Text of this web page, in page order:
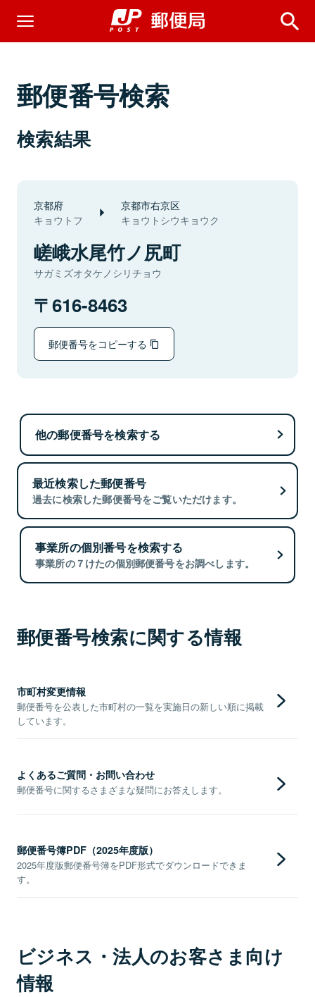
郵便番号検索
検索結果
京都府
キョウトフ
京都市右京区
キョウトシウキョウク
嵯峨水尾竹ノ尻町
サガミズオタケノシリチョウ
616-8463
郵便番号をコピーする
他の郵便番号を検索する
最近検索した郵便番号
過去に検索した郵便番号をご覧いただけます。
事業所の個別番号を検索する
事業所の７けたの個別郵便番号をお調べします。
郵便番号検索に関する情報
市町村変更情報
郵便番号を公表した市町村の一覧を実施日の新しい順に掲載
しています。
よくあるご質問・お問い合わせ
郵便番号に関するさまざまな疑問にお答えします。
郵便番号簿PDF（2025年度版）
2025年度版郵便番号簿をPDF形式でダウンロードできま
す。
ビジネス・法人のお客さま向け
情報